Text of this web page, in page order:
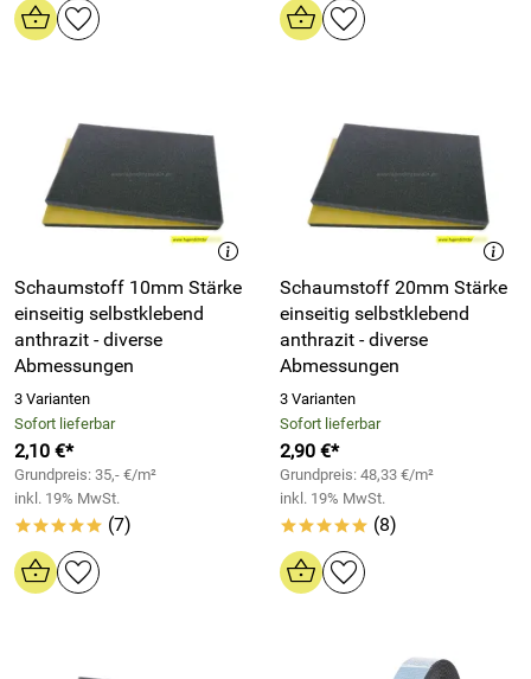
Schaumstoff 10mm Stärke
einseitig selbstklebend
anthrazit - diverse
Abmessungen
3 Varianten
Sofort lieferbar
2,10 €*
Grundpreis: 35,- €/m²
inkl. 19% MwSt.
***** (7)
Schaumstoff 20mm Stärke
einseitig selbstklebend
anthrazit - diverse
Abmessungen
3 Varianten
Sofort lieferbar
2,90 €*
Grundpreis: 48,33 €/m²
inkl. 19% MwSt.
***** (8)